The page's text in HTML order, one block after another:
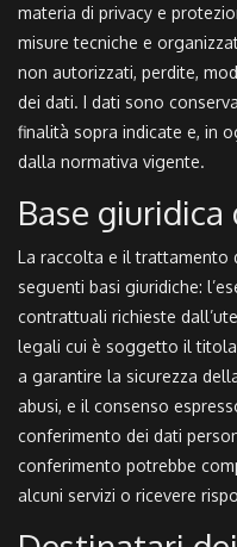
materia di privacy e
misure tecniche e
non autorizzati, perdite,
dei dati. I dati sono
finalità sopra indicate e, in
dalla normativa vigente.
Base
La raccolta e il trattamento
seguenti basi giuridiche:
contrattuali richieste
legali cui è soggetto il
a garantire la sicurezza
abusi, e il consenso
conferimento dei dati
conferimento potrebbe
alcuni servizi o ricevere